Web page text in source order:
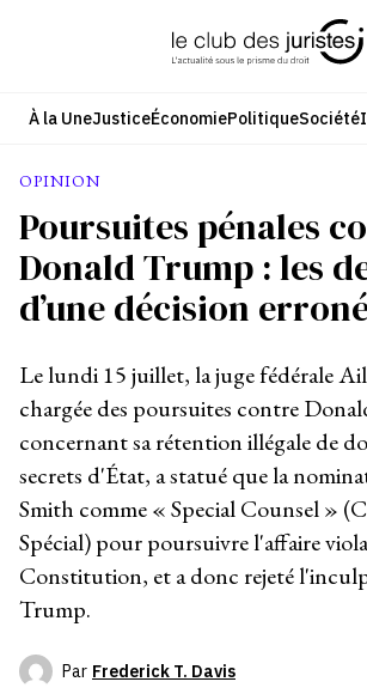
À la UneJusticeÉconomiePolitiqueSociété
OPINION
Poursuites pénales
Donald Trump : les
d’une décision
Le lundi 15 juillet, la juge fédérale
chargée des poursuites contre
concernant sa rétention illégale de
secrets d'État, a statué que la
Smith comme « Special Counsel »
Spécial) pour poursuivre l'affaire
Constitution, et a donc rejeté
Trump.
Par Frederick T. Davis